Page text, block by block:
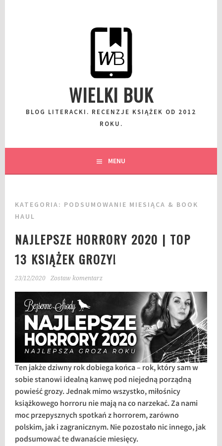
WIELKI BUK
BLOG LITERACKI. RECENZJE KSIĄŻEK OD 2012
ROKU.
MENU
KATEGORIA: PODSUMOWANIE MIESIĄCA & BOOK
HAUL
NAJLEPSZE HORRORY 2020 | TOP
13 KSIĄŻEK GROZY!
23/12/2020 Zostaw komentarz
Ten jakże dziwny rok dobiega końca – rok, który sam w
sobie stanowi idealną kanwę pod niejedną porządną
powieść grozy. Jednak mimo wszystko, miłośnicy
książkowego horroru nie mają na co narzekać. Za nami
moc przepysznych spotkań z horrorem, zarówno
polskim, jak i zagranicznym. Nie pozostało nic innego, jak
podsumować te dwanaście miesięcy.